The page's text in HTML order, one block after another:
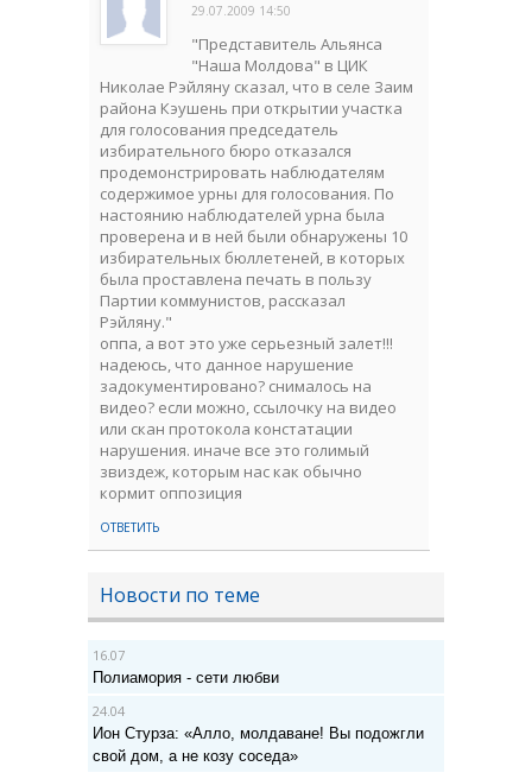
29.07.2009 14:50
"Представитель Альянса
"Наша Молдова" в ЦИК
Николае Рэйляну сказал, что в селе Заим
района Кэушень при открытии участка
для голосования председатель
избирательного бюро отказался
продемонстрировать наблюдателям
содержимое урны для голосования. По
настоянию наблюдателей урна была
проверена и в ней были обнаружены 10
избирательных бюллетеней, в которых
была проставлена печать в пользу
Партии коммунистов, рассказал
Рэйляну."
оппа, а вот это уже серьезный залет!!!
надеюсь, что данное нарушение
задокументировано? снималось на
видео? если можно, ссылочку на видео
или скан протокола констатации
нарушения. иначе все это голимый
звиздеж, которым нас как обычно
кормит оппозиция
ОТВЕТИТЬ
Новости по теме
16.07
Полиамория - сети любви
24.04
Ион Стурза: «Алло, молдаване! Вы подожгли
свой дом, а не козу соседа»